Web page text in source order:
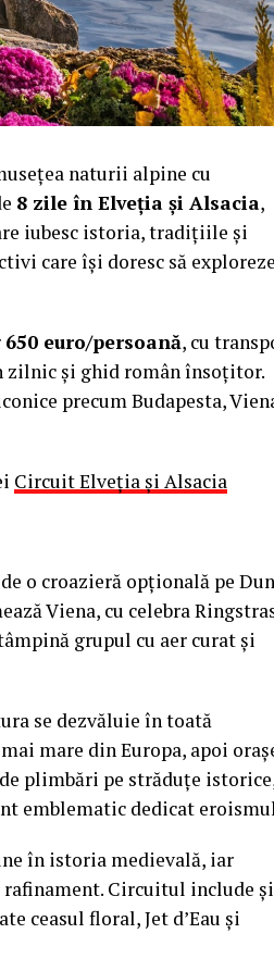
naturii alpine cu
8 zile în Elveția și Alsacia,
iubesc istoria, tradițiile și
care își doresc să exploreze
650 euro/persoană, cu
zilnic și ghid român însoțitor.
precum Budapesta,
Circuit Elveția și Alsacia
o croazieră opțională pe
Viena, cu celebra
grupul cu aer curat și
se dezvăluie în toată
mare din Europa, apoi
plimbări pe străduțe
emblematic dedicat
în istoria medievală, iar
rafinament. Circuitul include și
ceasul floral, Jet d’Eau și